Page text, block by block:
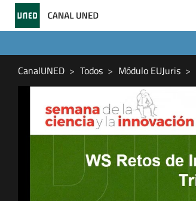
CanalUNED Todos Módulo EUJuris